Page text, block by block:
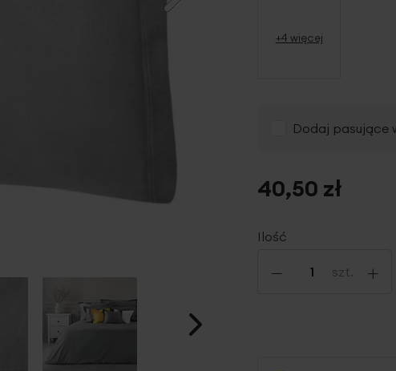
+4 więcej
Dodaj pasujące
Ilość
- szt. +
40,50 zł